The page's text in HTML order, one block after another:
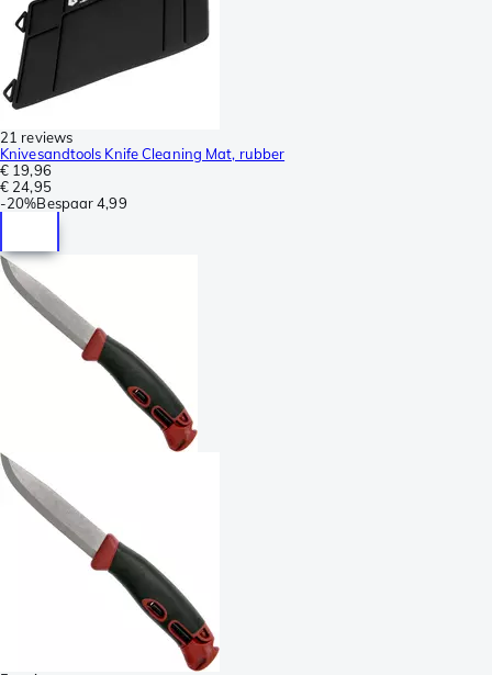
21 reviews
Knivesandtools Knife Cleaning Mat, rubber
€ 19,96
€ 24,95
-20%Bespaar 4,99